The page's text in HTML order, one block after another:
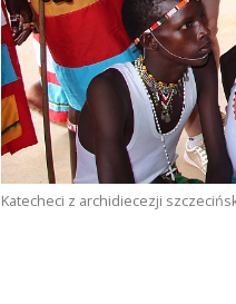
Katecheci z archidiecezji